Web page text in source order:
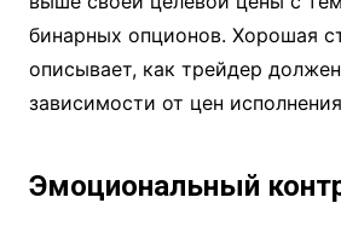
бинарных опционов. Хорошая
описывает, как трейдер
зависимости от цен
Эмоциональный